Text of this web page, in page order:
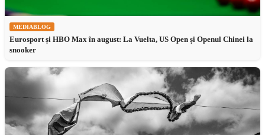
MEDIABLOG
Eurosport și HBO Max în august: La Vuelta, US Open și Openul Chinei la
snooker